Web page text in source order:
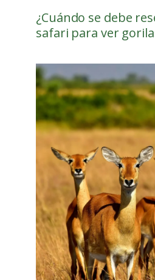
¿Cuándo se debe
safari para ver